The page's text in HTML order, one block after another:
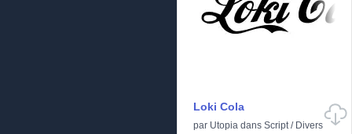
Loki Cola
par Utopia dans Script/ Divers